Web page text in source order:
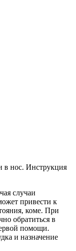
случаи
привести к
коме. При
обратиться в
помощи.
и назначение